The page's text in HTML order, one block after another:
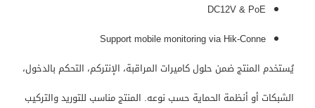
DC12V & PoE
Support mobile monitoring via Hik-Conne
يُستخدم المنتج ضمن حلول كاميرات المراقبة، الإنتركم، التحكم بالدخول،
الشبكات أو أنظمة الحماية حسب نوعه. المنتج مناسب للتوريد والتركيب